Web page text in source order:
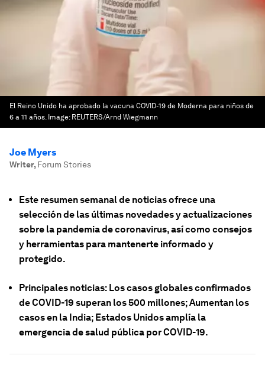
El Reino Unido ha aprobado la vacuna COVID-19 de Moderna para niños de
6 a 11 años. Image: REUTERS/Arnd Wiegmann
Joe Myers
Writer, Forum Stories
Este resumen semanal de noticias ofrece una
selección de las últimas novedades y actualizaciones
sobre la pandemia de coronavirus, así como consejos
y herramientas para mantenerte informado y
protegido.
Principales noticias: Los casos globales confirmados
de COVID-19 superan los 500 millones; Aumentan los
casos en la India; Estados Unidos amplía la
emergencia de salud pública por COVID-19.